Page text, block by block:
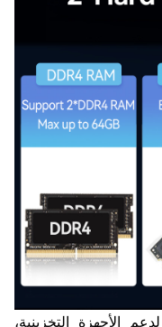
الأجهزة التخزينية،